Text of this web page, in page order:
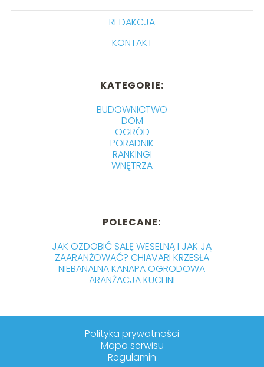
REDAKCJA
KONTAKT
KATEGORIE:
BUDOWNICTWO
DOM
OGRÓD
PORADNIK
RANKINGI
WNĘTRZA
POLECANE:
JAK OZDOBIĆ SALĘ WESELNĄ I JAK JĄ
ZAARANŻOWAĆ? CHIAVARI KRZESŁA
NIEBANALNA KANAPA OGRODOWA
ARANŻACJA KUCHNI
Polityka prywatności
Mapa serwisu
Regulamin